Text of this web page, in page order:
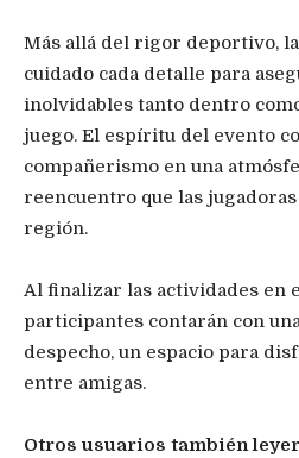
Más allá del rigor deportivo,
cuidado cada detalle para
inolvidables tanto dentro
juego. El espíritu del evento
compañerismo en una
reencuentro que las
región.
Al finalizar las actividades en
participantes contarán con
despecho, un espacio para
entre amigas.
Otros usuarios también